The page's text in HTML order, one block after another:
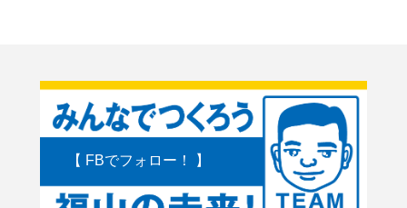
【 FBでフォロー！ 】